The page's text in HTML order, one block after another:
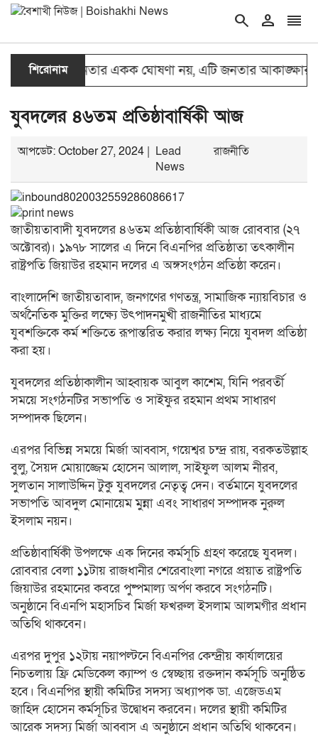
search person reorder
শিরোনাম
কোনো নেতার একক ঘোষণা নয়, এটি জনতার আকাঙ্ক্ষার
যুবদলের ৪৬তম প্রতিষ্ঠাবার্ষিকী আজ
আপডেট: October 27, 2024 | Lead
News
রাজনীতি
জাতীয়তাবাদী যুবদলের ৪৬তম প্রতিষ্ঠাবার্ষিকী আজ রোববার (২৭
অক্টোবর)। ১৯৭৮ সালের এ দিনে বিএনপির প্রতিষ্ঠাতা তৎকালীন
রাষ্ট্রপতি জিয়াউর রহমান দলের এ অঙ্গসংগঠন প্রতিষ্ঠা করেন।
বাংলাদেশি জাতীয়তাবাদ, জনগণের গণতন্ত্র, সামাজিক ন্যায়বিচার ও
অর্থনৈতিক মুক্তির লক্ষ্যে উৎপাদনমুখী রাজনীতির মাধ্যমে
যুবশক্তিকে কর্ম শক্তিতে রূপান্তরিত করার লক্ষ্য নিয়ে যুবদল প্রতিষ্ঠা
করা হয়।
যুবদলের প্রতিষ্ঠাকালীন আহ্বায়ক আবুল কাশেম, যিনি পরবর্তী
সময়ে সংগঠনটির সভাপতি ও সাইফুর রহমান প্রথম সাধারণ
সম্পাদক ছিলেন।
এরপর বিভিন্ন সময়ে মির্জা আব্বাস, গয়েশ্বর চন্দ্র রায়, বরকতউল্লাহ
বুলু, সৈয়দ মোয়াজ্জেম হোসেন আলাল, সাইফুল আলম নীরব,
সুলতান সালাউদ্দিন টুকু যুবদলের নেতৃত্ব দেন। বর্তমানে যুবদলের
সভাপতি আবদুল মোনায়েম মুন্না এবং সাধারণ সম্পাদক নুরুল
ইসলাম নয়ন।
প্রতিষ্ঠাবার্ষিকী উপলক্ষে এক দিনের কর্মসূচি গ্রহণ করেছে যুবদল।
রোববার বেলা ১১টায় রাজধানীর শেরেবাংলা নগরে প্রয়াত রাষ্ট্রপতি
জিয়াউর রহমানের কবরে পুষ্পমাল্য অর্পণ করবে সংগঠনটি।
অনুষ্ঠানে বিএনপি মহাসচিব মির্জা ফখরুল ইসলাম আলমগীর প্রধান
অতিথি থাকবেন।
এরপর দুপুর ১২টায় নয়াপল্টনে বিএনপির কেন্দ্রীয় কার্যালয়ের
নিচতলায় ফ্রি মেডিকেল ক্যাম্প ও স্বেচ্ছায় রক্তদান কর্মসূচি অনুষ্ঠিত
হবে। বিএনপির স্থায়ী কমিটির সদস্য অধ্যাপক ডা. এজেডএম
জাহিদ হোসেন কর্মসূচির উদ্বোধন করবেন। দলের স্থায়ী কমিটির
আরেক সদস্য মির্জা আব্বাস এ অনুষ্ঠানে প্রধান অতিথি থাকবেন।